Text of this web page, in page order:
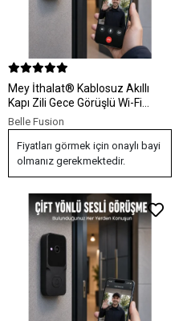
Mey İthalat® Kablosuz Akıllı
Kapı Zili Gece Görüşlü Wi-Fi
Güvenlik Kameralı Kapı Zili
Belle Fusion
Fiyatları görmek için onaylı bayi
olmanız gerekmektedir.